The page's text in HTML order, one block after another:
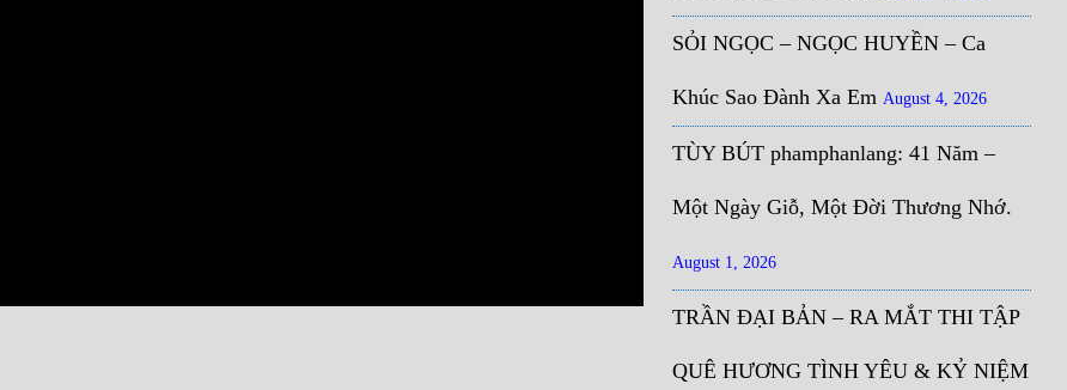
SỎI NGỌC – NGỌC HUYỀN – Ca
Khúc Sao Đành Xa Em August 4, 2026
TÙY BÚT phamphanlang: 41 Năm –
Một Ngày Giỗ, Một Đời Thương Nhớ.
August 1, 2026
TRẦN ĐẠI BẢN – RA MẮT THI TẬP
QUÊ HƯƠNG TÌNH YÊU & KỶ NIỆM